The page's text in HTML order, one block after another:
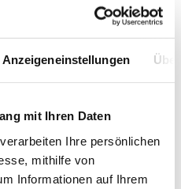
Anzeigeneinstellungen
mit Ihren Daten
verarbeiten Ihre persönlichen
mithilfe von
Informationen auf Ihrem